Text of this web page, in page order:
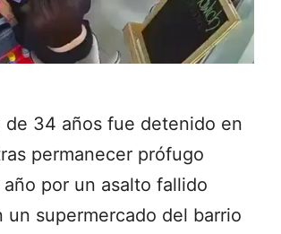
de 34 años fue detenido en
permanecer prófugo
por un asalto fallido
un supermercado del barrio